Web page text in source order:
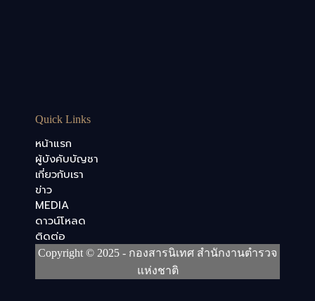
Quick Links
หน้าแรก
ผู้บังคับบัญชา
เกี่ยวกับเรา
ข่าว
MEDIA
ดาวน์โหลด
ติดต่อ
Copyright © 2025 - กองสารนิเทศ สำนักงานตำรวจ
แห่งชาติ